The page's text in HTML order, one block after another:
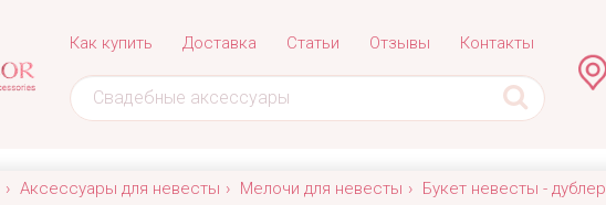
Как купить Доставка Статьи Отзывы Контакты
Аксессуары для невесты Мелочи для невесты Букет невесты - дублер